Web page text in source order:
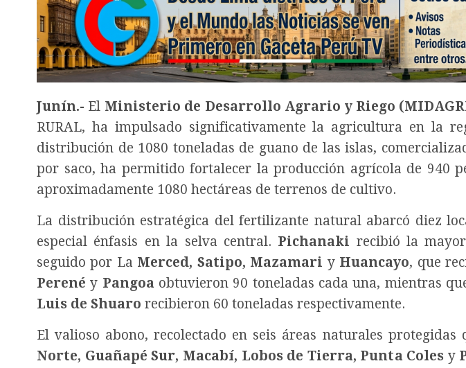
Junín.- El Ministerio de Desarrollo Agrario y Riego
RURAL, ha impulsado significativamente la agricultura en la
distribución de 1080 toneladas de guano de las islas,
por saco, ha permitido fortalecer la producción agrícola de 940
aproximadamente 1080 hectáreas de terrenos de cultivo.
La distribución estratégica del fertilizante natural abarcó diez
especial énfasis en la selva central. Pichanaki recibió la
seguido por La Merced, Satipo, Mazamari y Huancayo, que
Perené y Pangoaobtuvieron 90 toneladas cada una, mientras
Luis de Shuaro recibieron 60 toneladas respectivamente.
El valioso abono, recolectado en seis áreas naturales protegidas
Norte, Guañapé Sur, Macabí, Lobos de Tierra, Punta Coles y